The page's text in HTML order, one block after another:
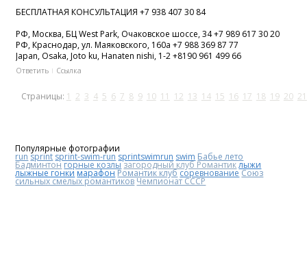
БЕСПЛАТНАЯ КОНСУЛЬТАЦИЯ +7 938 407 30 84
РФ, Москва, БЦ West Park, Очаковское шоссе, 34 +7 989 617 30 20
РФ, Краснодар, ул. Маяковского, 160а +7 988 369 87 77
Japan, Osaka, Joto ku, Hanaten nishi, 1-2 +8190 961 499 66
Ответить Ссылка
Страницы: 1 2 3 4 5 6 7 8 9 10 11 12 13 14 15 16 17 18 19 20 21
Популярные фотографии
run sprint sprint-swim-run sprintswimrun swim Бабье лето
Бадминтонгорные козлы загородный клуб Романтиклыжи
лыжные гонки марафонРомантик клубсоревнованиеСоюз
сильных смелых романтиковЧемпионат СССР